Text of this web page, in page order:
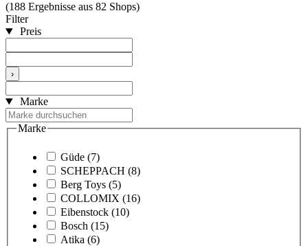
(188 Ergebnisse aus 82 Shops)
Filter
Preis
›
Marke
Marke
Güde (7)
SCHEPPACH (8)
Berg Toys (5)
COLLOMIX (16)
Eibenstock (10)
Bosch (15)
Atika (6)